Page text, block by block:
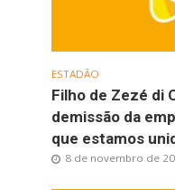
ESTADÃO
Filho de Zezé di
demissão da
que estamos
8 de novembro de